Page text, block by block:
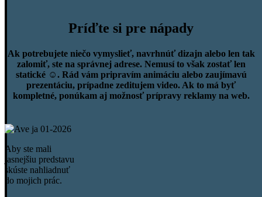
Príďte si pre nápady
​Ak potrebujete niečo vymyslieť, navrhnúť dizajn alebo len tak
zalomiť, ste na správnej adrese. Nemusí to však zostať len
statické ☺️. Rád vám pripravím animáciu alebo zaujímavú
prezentáciu, prípadne zeditujem video. Ak to má byť
kompletné, ponúkam aj možnosť prípravy reklamy na web.
Aby ste mali
jasnejšiu predstavu
skúste nahliadnuť
do mojich prác.